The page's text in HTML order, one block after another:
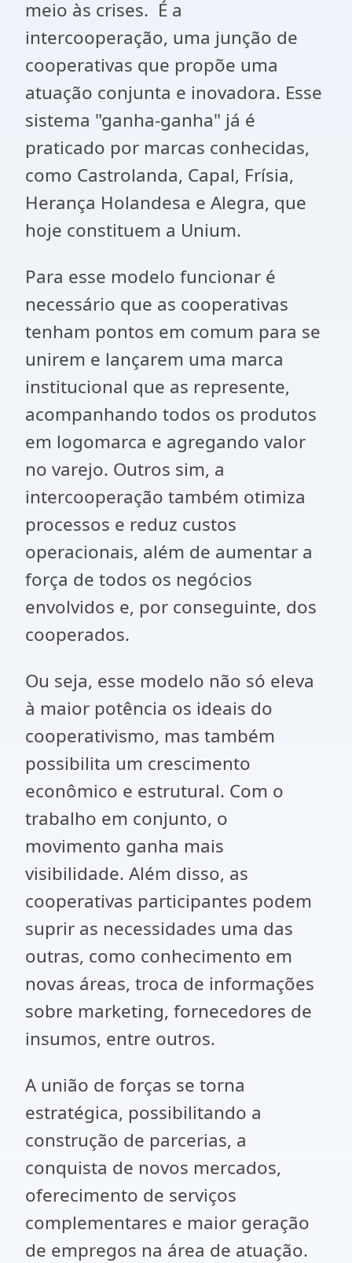
meio às crises. É a
intercooperação, uma junção de
cooperativas que propõe uma
atuação conjunta e inovadora. Esse
sistema "ganha-ganha" já é
praticado por marcas conhecidas,
como Castrolanda, Capal, Frísia,
Herança Holandesa e Alegra, que
hoje constituem a Unium.
Para esse modelo funcionar é
necessário que as cooperativas
tenham pontos em comum para se
unirem e lançarem uma marca
institucional que as represente,
acompanhando todos os produtos
em logomarca e agregando valor
no varejo. Outros sim, a
intercooperação também otimiza
processos e reduz custos
operacionais, além de aumentar a
força de todos os negócios
envolvidos e, por conseguinte, dos
cooperados.
Ou seja, esse modelo não só eleva
à maior potência os ideais do
cooperativismo, mas também
possibilita um crescimento
econômico e estrutural. Com o
trabalho em conjunto, o
movimento ganha mais
visibilidade. Além disso, as
cooperativas participantes podem
suprir as necessidades uma das
outras, como conhecimento em
novas áreas, troca de informações
sobre marketing, fornecedores de
insumos, entre outros.
A união de forças se torna
estratégica, possibilitando a
construção de parcerias, a
conquista de novos mercados,
oferecimento de serviços
complementares e maior geração
de empregos na área de atuação.